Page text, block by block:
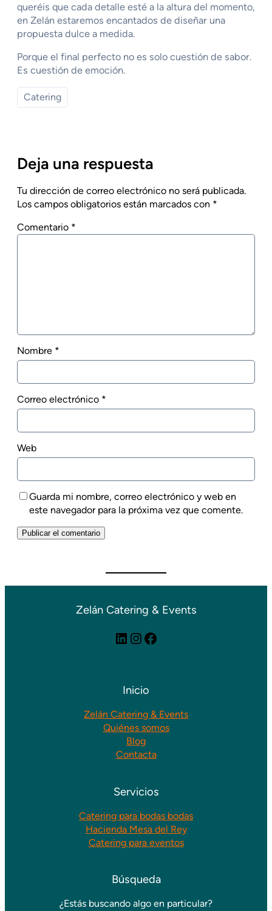
queréis que cada detalle esté a la altura del momento,
en Zelán estaremos encantados de diseñar una
propuesta dulce a medida.
Porque el final perfecto no es solo cuestión de sabor.
Es cuestión de emoción.
Catering
Deja una respuesta
Tu dirección de correo electrónico no será publicada.
Los campos obligatorios están marcados con *
Comentario *
Nombre *
Correo electrónico *
Web
Guarda mi nombre, correo electrónico y web en
este navegador para la próxima vez que comente.
Zelán Catering & Events
LinkedIn Instagram Facebook
Inicio
Zelán Catering & Events
Quiénes somos
Blog
Contacta
Servicios
Catering para bodas bodas
Hacienda Mesa del Rey
Catering para eventos
Búsqueda
¿Estás buscando algo en particular?